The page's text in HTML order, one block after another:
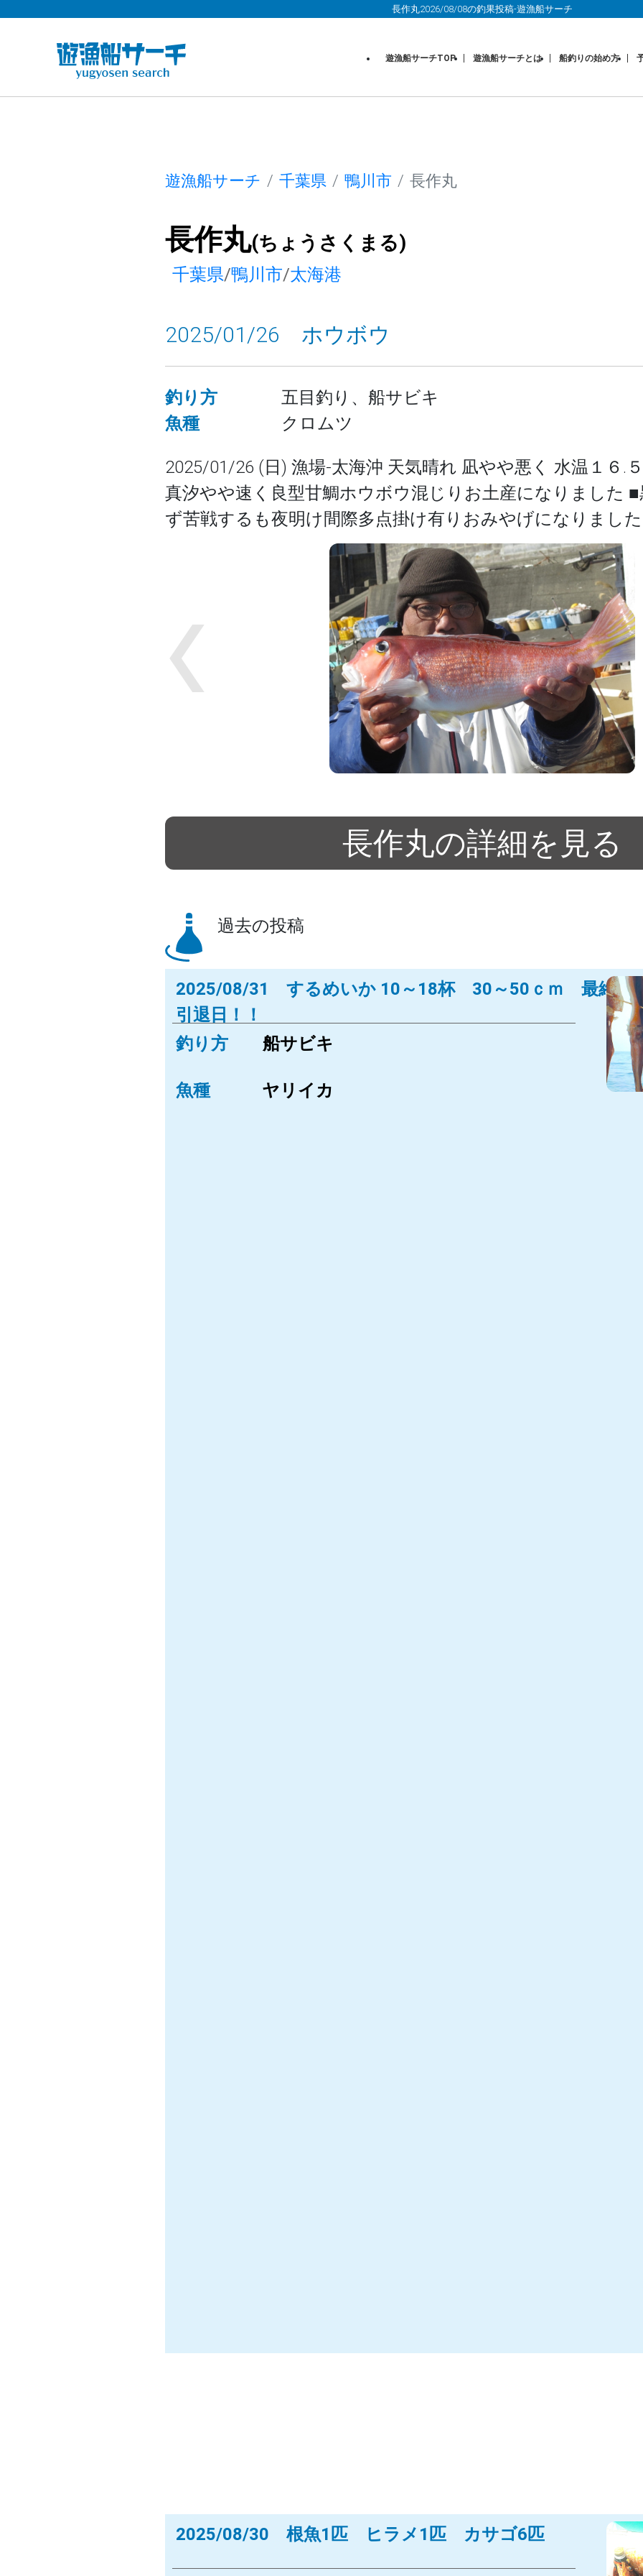
長作丸2026/08/08の釣果投稿-遊漁船サーチ
遊漁船サーチTOP 遊漁船サーチとは 船釣りの始め方
遊漁船サーチ 千葉県 鴨川市 長作丸
長作丸(ちょうさくまる)
千葉県/鴨川市/太海港
2025/01/26 ホウボウ
釣り方
五目釣り、船サビキ
魚種
クロムツ
2025/01/26 (日) 漁場-太海沖 天気晴れ 凪やや悪く 水温１６.
真汐やや速く良型甘鯛ホウボウ混じりお土産になりました
ず苦戦するも夜明け間際多点掛け有りおみやげになりました
Previous
長作丸の詳細を見る
過去の投稿
2025/08/31 するめいか 10～18杯 30～50ｃｍ 最終
引退日！！
釣り方 船サビキ
魚種 ヤリイカ
2025/08/30 根魚1匹 ヒラメ1匹 カサゴ6匹